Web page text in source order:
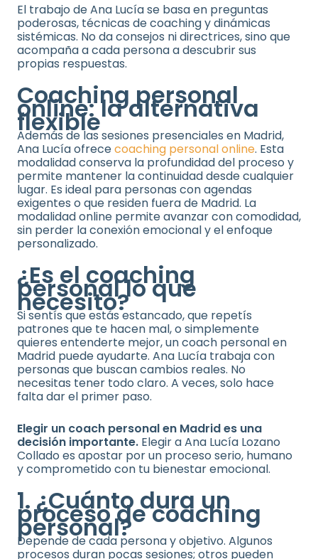
El trabajo de Ana Lucía se basa en preguntas
poderosas, técnicas de coaching y dinámicas
sistémicas. No da consejos ni directrices, sino que
acompaña a cada persona a descubrir sus
propias respuestas.
Coaching personal
online: la alternativa
flexible
Además de las sesiones presenciales en Madrid,
Ana Lucía ofrececoaching personal online. Esta
modalidad conserva la profundidad del proceso y
permite mantener la continuidad desde cualquier
lugar. Es ideal para personas con agendas
exigentes o que residen fuera de Madrid. La
modalidad online permite avanzar con comodidad,
sin perder la conexión emocional y el enfoque
personalizado.
¿Es el coaching
personal lo que
necesito?
Si sentís que estás estancado, que repetís
patrones que te hacen mal, o simplemente
quieres entenderte mejor, un coach personal en
Madrid puede ayudarte. Ana Lucía trabaja con
personas que buscan cambios reales. No
necesitas tener todo claro. A veces, solo hace
falta dar el primer paso.
Elegir un coach personal en Madrid es una
decisión importante.Elegir a Ana Lucía Lozano
Collado es apostar por un proceso serio, humano
y comprometido con tu bienestar emocional.
1. ¿Cuánto dura un
proceso de coaching
personal?
Depende de cada persona y objetivo. Algunos
procesos duran pocas sesiones; otros pueden